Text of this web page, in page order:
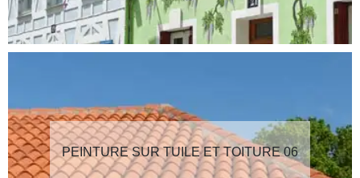
PEINTURE SUR TUILE ET TOITURE 06